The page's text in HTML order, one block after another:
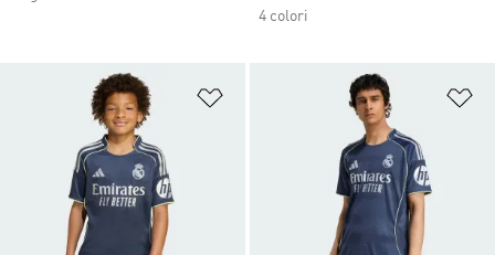
4 colori
Aggiungi alla lista dei desideri